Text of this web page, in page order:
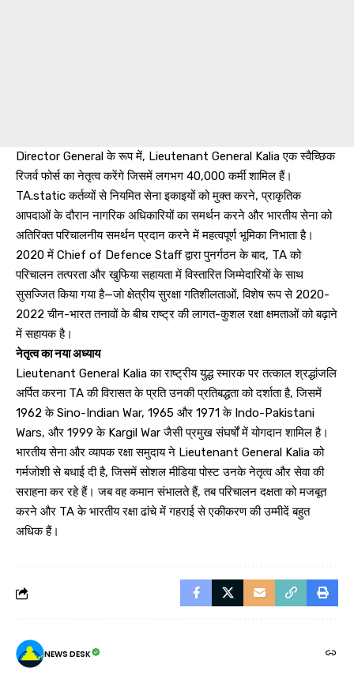
Director General के रूप में, Lieutenant General Kalia एक स्वैच्छिक
रिजर्व फोर्स का नेतृत्व करेंगे जिसमें लगभग 40,000 कर्मी शामिल हैं।
TA.static कर्तव्यों से नियमित सेना इकाइयों को मुक्त करने, प्राकृतिक
आपदाओं के दौरान नागरिक अधिकारियों का समर्थन करने और भारतीय सेना को
अतिरिक्त परिचालनीय समर्थन प्रदान करने में महत्वपूर्ण भूमिका निभाता है।
2020 में Chief of Defence Staff द्वारा पुनर्गठन के बाद, TA को
परिचालन तत्परता और खुफिया सहायता में विस्तारित जिम्मेदारियों के साथ
सुसज्जित किया गया है—जो क्षेत्रीय सुरक्षा गतिशीलताओं, विशेष रूप से 2020-
2022 चीन-भारत तनावों के बीच राष्ट्र की लागत-कुशल रक्षा क्षमताओं को बढ़ाने
में सहायक है।
नेतृत्व का नया अध्याय
Lieutenant General Kalia का राष्ट्रीय युद्ध स्मारक पर तत्काल श्रद्धांजलि
अर्पित करना TA की विरासत के प्रति उनकी प्रतिबद्धता को दर्शाता है, जिसमें
1962 के Sino-Indian War, 1965 और 1971 के Indo-Pakistani
Wars, और 1999 के Kargil War जैसी प्रमुख संघर्षों में योगदान शामिल है।
भारतीय सेना और व्यापक रक्षा समुदाय ने Lieutenant General Kalia को
गर्मजोशी से बधाई दी है, जिसमें सोशल मीडिया पोस्ट उनके नेतृत्व और सेवा की
सराहना कर रहे हैं। जब वह कमान संभालते हैं, तब परिचालन दक्षता को मजबूत
करने और TA के भारतीय रक्षा ढांचे में गहराई से एकीकरण की उम्मीदें बहुत
अधिक हैं।
NEWS DESK